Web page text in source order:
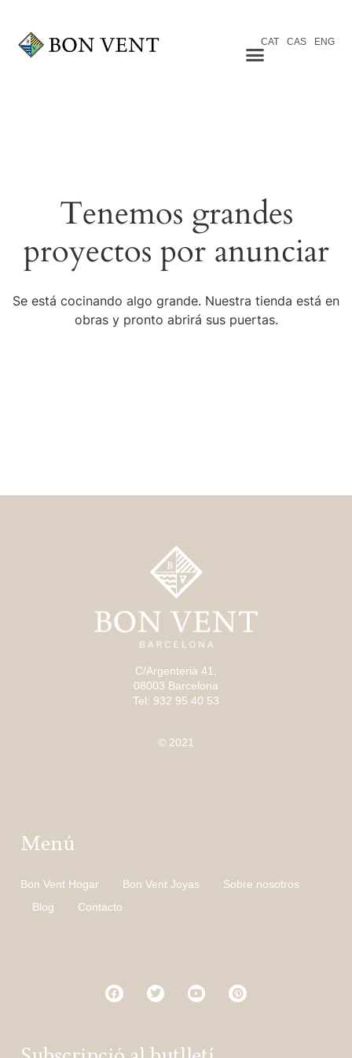
CAT CAS ENG
Tenemos grandes
proyectos por anunciar
Se está cocinando algo grande. Nuestra tienda está en
obras y pronto abrirá sus puertas.
C/Argenteria 41,
08003 Barcelona
Tel: 932 95 40 53
© 2021
Menú
Bon Vent Hogar Bon Vent Joyas
Sobre nosotros
Blog
Contacto